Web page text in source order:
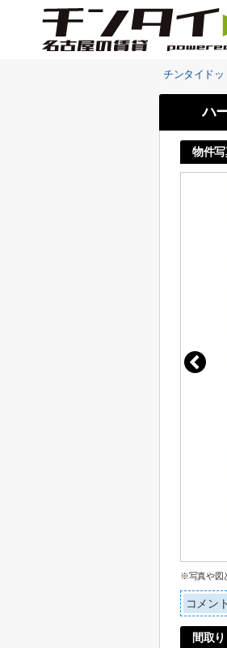
チンタイドッ
ハ
物件
※写真や図
コメント
間取り